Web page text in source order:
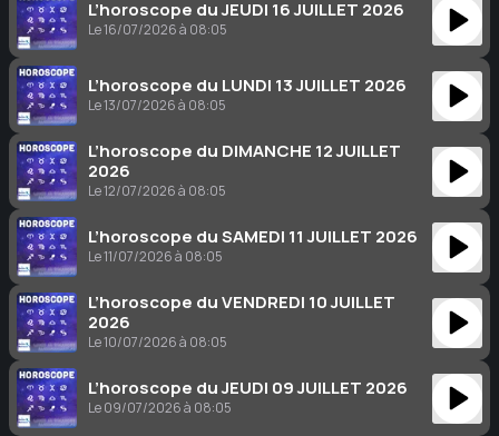
L’horoscope du JEUDI 16 JUILLET 2026
Le 16/07/2026 à 08:05
L’horoscope du LUNDI 13 JUILLET 2026
Le 13/07/2026 à 08:05
L’horoscope du DIMANCHE 12 JUILLET
2026
Le 12/07/2026 à 08:05
L’horoscope du SAMEDI 11 JUILLET 2026
Le 11/07/2026 à 08:05
L’horoscope du VENDREDI 10 JUILLET
2026
Le 10/07/2026 à 08:05
L’horoscope du JEUDI 09 JUILLET 2026
Le 09/07/2026 à 08:05